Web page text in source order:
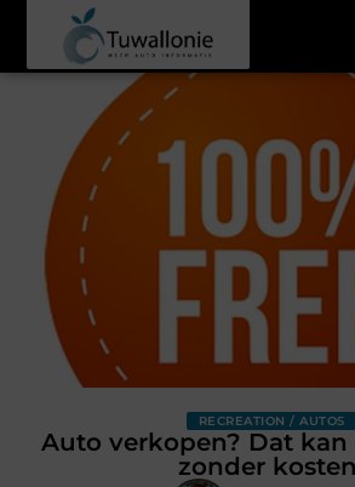
RECREATION / AUTOS
Auto verkopen? Dat kan
zonder